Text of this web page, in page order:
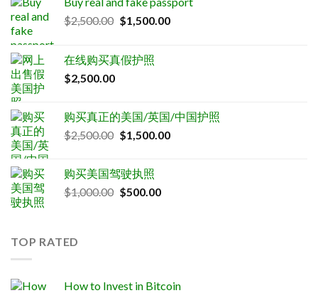
$2,500.00 Original
$2,500.00.
$1,500.00Current
在线购买真假护照
$2,500.00
购买真正的美国/英国/中国护照
$2,500.00 Original
$2,500.00.
$1,500.00Current
购买美国驾驶执照
$1,000.00 Original
$500.00Current
TOP RATED
How to Invest in Bitcoin